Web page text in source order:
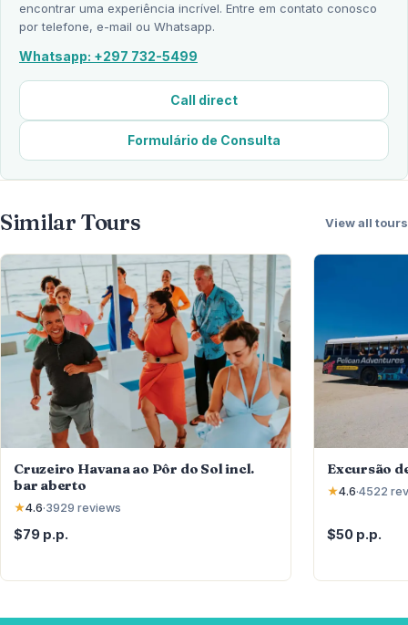
encontrar uma experiência incrível. Entre em contato conosco
por telefone, e-mail ou Whatsapp.
Whatsapp: +297 732-5499
Call direct
Formulário de Consulta
Similar Tours View all tours
Cruzeiro Havana ao Pôr do Sol incl.
bar aberto
★4.6·3929 reviews
$79 p.p.
Excursão
★4.6·4522
$50 p.p.